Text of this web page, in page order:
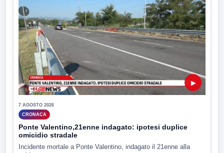
▶
7 AGOSTO 2026
CRONACA
Ponte Valentino,21enne indagato: ipotesi duplice
omicidio stradale
Incidente mortale a Ponte Valentino, indagato il 21enne alla